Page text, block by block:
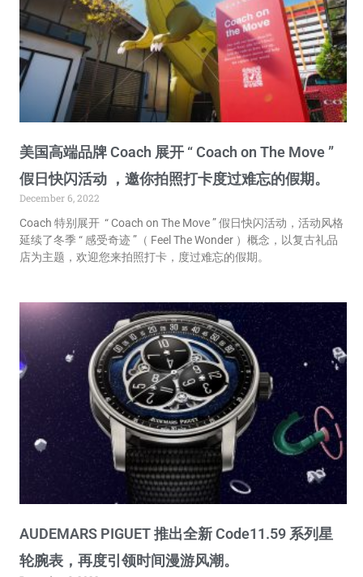
美国高端品牌 Coach 展开 “ Coach on The Move ”
假日快闪活动 ，邀你拍照打卡度过难忘的假期。
December 6, 2022
Coach 特别展开 “ Coach on The Move ” 假日快闪活动，活动风格
延续了冬季 “ 感受奇迹 ”（ Feel The Wonder ）概念，以复古礼品
店为主题，欢迎您来拍照打卡，度过难忘的假期。
AUDEMARS PIGUET 推出全新 Code11.59 系列星
轮腕表，再度引领时间漫游风潮。